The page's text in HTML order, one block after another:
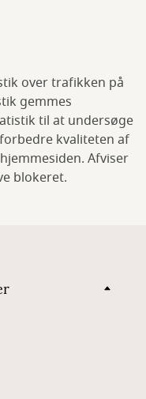
over trafikken på
gemmes
til at undersøge
kvaliteten af
Afviser
blokeret.